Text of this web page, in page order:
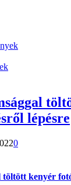
lépésre
0
töltött kenyér